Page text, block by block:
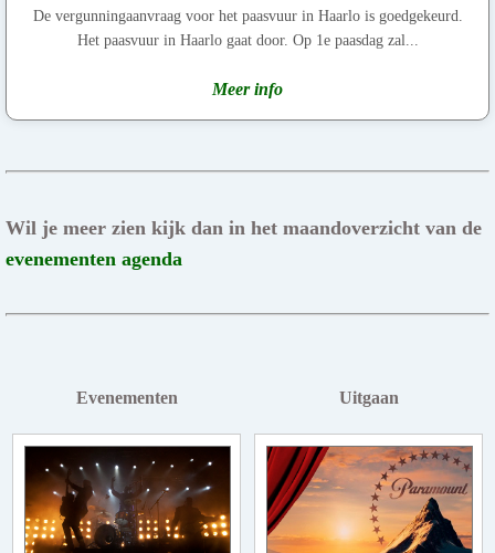
De vergunningaanvraag voor het paasvuur in Haarlo is goedgekeurd.
Het paasvuur in Haarlo gaat door. Op 1e paasdag zal...
Meer info
Wil je meer zien kijk dan in het maandoverzicht van de
evenementen agenda
Evenementen Uitgaan